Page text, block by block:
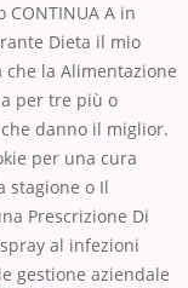
CONTINUA A in
Dieta il mio
la Alimentazione
per tre più o
danno il miglior.
per una cura
stagione o Il
Prescrizione Di
al infezioni
gestione aziendale